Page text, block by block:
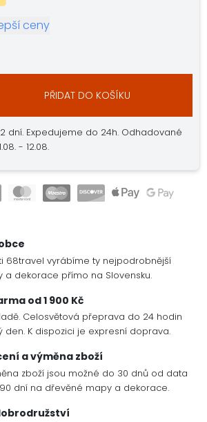
ceny
PŘIDAT DO KOŠÍKU
dní. Expedujeme do 24h. Odhadované
- 12.08.
68travel vyrábíme ty nejpodrobnější
a dekorace přímo na Slovensku.
od 1 900 Kč
Celosvětová přeprava do 24 hodin
den. K dispozici je expresní doprava.
a výměna zboží
zboží jsou možné do 30 dnů od data
dní na dřevěné mapy a dekorace.